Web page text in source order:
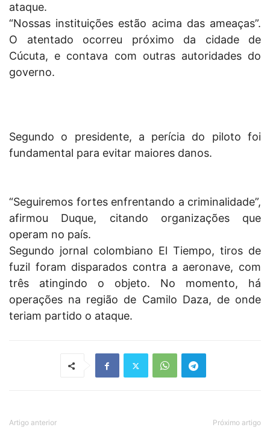
ataque.
“Nossas instituições estão acima das ameaças”.
O atentado ocorreu próximo da cidade de
Cúcuta, e contava com outras autoridades do
governo.
Segundo o presidente, a perícia do piloto foi
fundamental para evitar maiores danos.
“Seguiremos fortes enfrentando a criminalidade”,
afirmou Duque, citando organizações que
operam no país.
Segundo jornal colombiano El Tiempo, tiros de
fuzil foram disparados contra a aeronave, com
três atingindo o objeto. No momento, há
operações na região de Camilo Daza, de onde
teriam partido o ataque.
Artigo anterior Próximo artigo